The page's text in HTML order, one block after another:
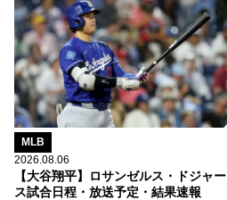
MLB
2026.08.06
【大谷翔平】ロサンゼルス・ドジャー
ス試合日程・放送予定・結果速報